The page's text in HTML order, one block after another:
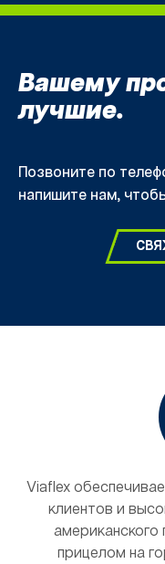
Вашему
лучшие.
Позвоните по
напишите нам,
Viaflex
клиентов и
прицелом на